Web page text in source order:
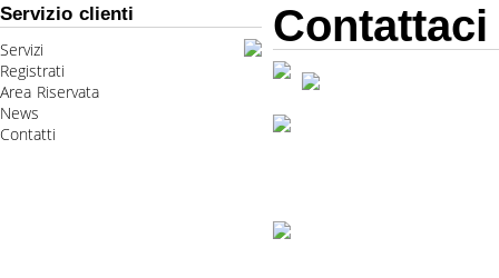
Servizio clienti
Servizi
Registrati
Area Riservata
News
Contatti
Contattaci